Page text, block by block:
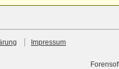
Impressum